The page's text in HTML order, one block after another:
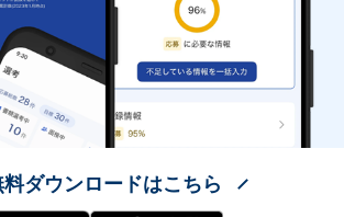
料ダウンロードはこちら